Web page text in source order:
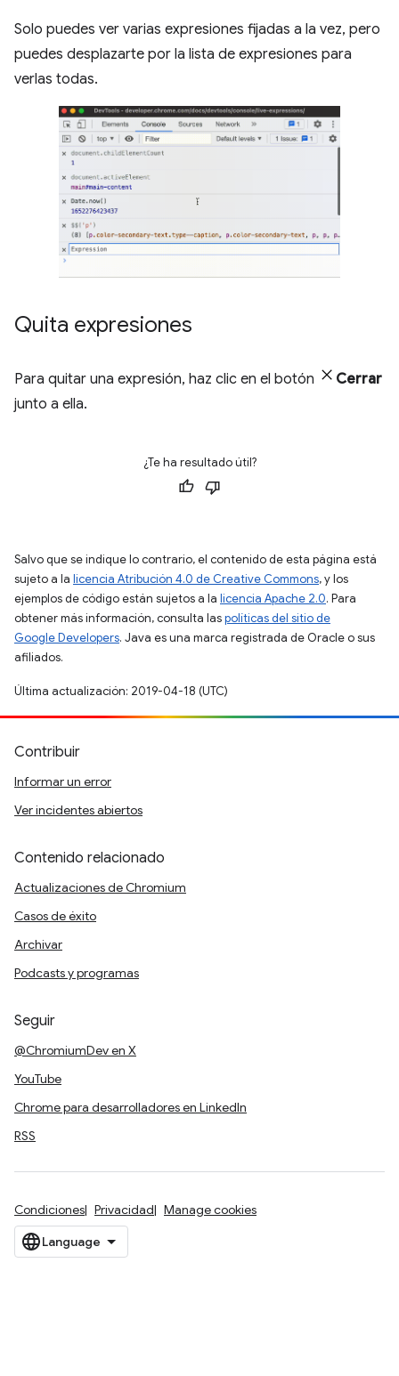
Solo puedes ver varias expresiones fijadas a la vez, pero
puedes desplazarte por la lista de expresiones para
verlas todas.
Quita expresiones
Para quitar una expresión, haz clic en el botón
Cerrar
junto a ella.
¿Te ha resultado útil?
Salvo que se indique lo contrario, el contenido de esta página está
sujeto a la licencia Atribución 4.0 de Creative Commons, y los
ejemplos de código están sujetos a la licencia Apache 2.0. Para
obtener más información, consulta laspolíticas del sitio de
Google Developers. Java es una marca registrada de Oracle o sus
afiliados.
Última actualización: 2019-04-18 (UTC)
Contribuir
Informar un error
Ver incidentes abiertos
Contenido relacionado
Actualizaciones de Chromium
Casos de éxito
Archivar
Podcasts y programas
Seguir
@ChromiumDev en X
YouTube
Chrome para desarrolladores en LinkedIn
RSS
Condiciones Privacidad Manage cookies